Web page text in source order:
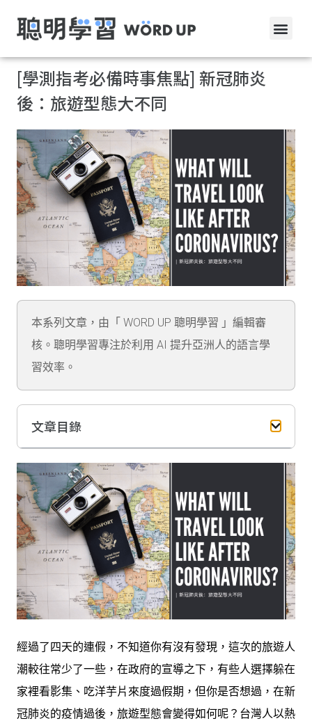
[學測指考必備時事焦點] 新冠肺炎
後：旅遊型態大不同
本系列文章，由「 WORD UP 聰明學習 」編輯審
核。聰明學習專注於利用 AI 提升亞洲人的語言學
習效率。
文章目錄
經過了四天的連假，不知道你有沒有發現，這次的旅遊人
潮較往常少了一些，在政府的宣導之下，有些人選擇躲在
家裡看影集、吃洋芋片來度過假期，但你是否想過，在新
冠肺炎的疫情過後，旅遊型態會變得如何呢？台灣人以熱